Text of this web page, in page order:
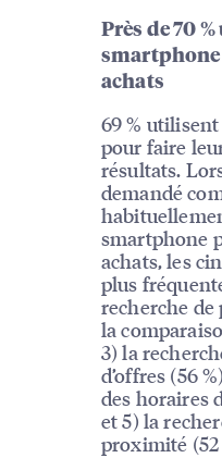
Près de 70
achats
69 %
pour faire
résultats.
demandé
smartphone
achats, les
plus
recherche de
la
3) la
d’offres (56
des horaires
et 5) la
proximité (52